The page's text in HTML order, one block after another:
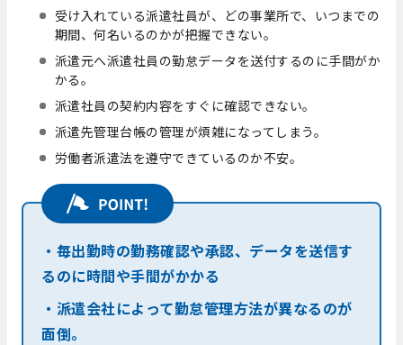
受け入れている派遣社員が、どの事業所で、いつまでの
期間、何名いるのかが把握できない。
派遣元へ派遣社員の勤怠データを送付するのに手間がか
かる。
派遣社員の契約内容をすぐに確認できない。
派遣先管理台帳の管理が煩雑になってしまう。
労働者派遣法を遵守できているのか不安。
・毎出勤時の勤務確認や承認、データを送信す
るのに時間や手間がかかる
・派遣会社によって勤怠管理方法が異なるのが
面倒。